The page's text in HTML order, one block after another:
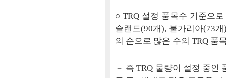
○ TRQ 설정 품목수 기준으
슬랜드(90개), 불가리아(73
의 순으로 많은 수의 TRQ 품
－ 즉 TRQ 물량이 설정 중인